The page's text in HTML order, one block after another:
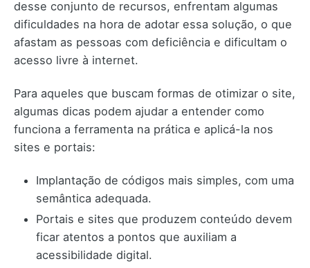
desse conjunto de recursos, enfrentam algumas
dificuldades na hora de adotar essa solução, o que
afastam as pessoas com deficiência e dificultam o
acesso livre à internet.
Para aqueles que buscam formas de otimizar o site,
algumas dicas podem ajudar a entender como
funciona a ferramenta na prática e aplicá-la nos
sites e portais:
Implantação de códigos mais simples, com uma
semântica adequada.
Portais e sites que produzem conteúdo devem
ficar atentos a pontos que auxiliam a
acessibilidade digital.